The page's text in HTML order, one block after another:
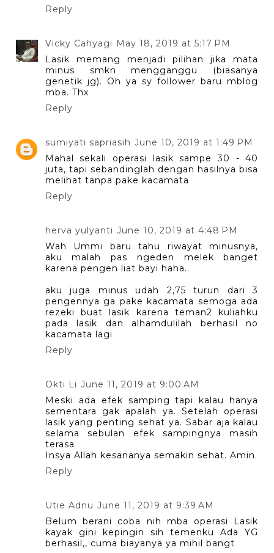
Reply
Vicky Cahyagi May 18, 2019 at 5:17 PM
Lasik memang menjadi pilihan jika mata
minus smkn mengganggu (biasanya
genetik jg). Oh ya sy follower baru mblog
mba. Thx
Reply
sumiyati sapriasih June 10, 2019 at 1:49 PM
Mahal sekali operasi lasik sampe 30 - 40
juta, tapi sebandinglah dengan hasilnya bisa
melihat tanpa pake kacamata
Reply
herva yulyanti June 10, 2019 at 4:48 PM
Wah Ummi baru tahu riwayat minusnya,
aku malah pas ngeden melek banget
karena pengen liat bayi haha..
aku juga minus udah 2,75 turun dari 3
pengennya ga pake kacamata semoga ada
rezeki buat lasik karena teman2 kuliahku
pada lasik dan alhamdulilah berhasil no
kacamata lagi
Reply
Okti Li June 11, 2019 at 9:00 AM
Meski ada efek samping tapi kalau hanya
sementara gak apalah ya. Setelah operasi
lasik yang penting sehat ya. Sabar aja kalau
selama sebulan efek sampingnya masih
terasa
Insya Allah kesananya semakin sehat. Amin.
Reply
Utie Adnu June 11, 2019 at 9:39 AM
Belum berani coba nih mba operasi Lasik
kayak gini kepingin sih temenku Ada YG
berhasil,, cuma biayanya ya mihil bangt